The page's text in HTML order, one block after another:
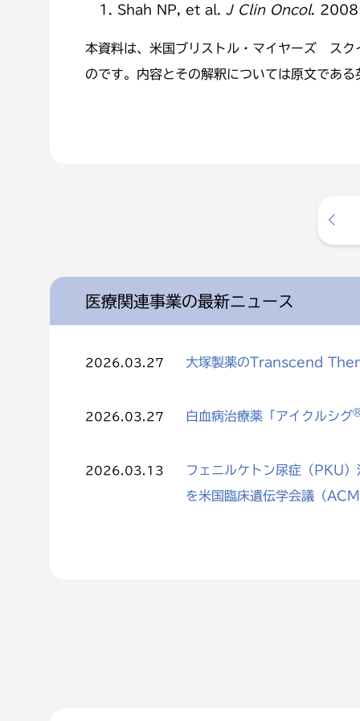
Shah NP, et al. J Clin Oncol.
本資料は、米国ブリストル・マイヤーズ ス
のです。内容とその解釈については原文であ
医療関連事業の最新ニュース
2026.03.27 大塚製薬のTranscend
2026.03.27 白血病治療薬「アイクルシグ
2026.03.13
フェニルケトン尿症（PKU
を米国臨床遺伝学会議（